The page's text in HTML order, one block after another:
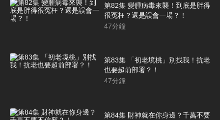
第82集 變腫病毒來襲！到底是胖得
很冤枉？還是誤會一場？！
47分鐘
第83集 「初老境桃」別找我！抗老
也要超前部署？！
47分鐘
第84集 財神就在你身邊？千萬不要